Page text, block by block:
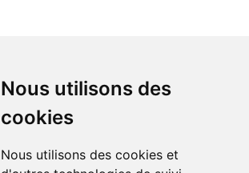
Nous utilisons des
cookies
Nous utilisons des cookies et
Gérer le consentement